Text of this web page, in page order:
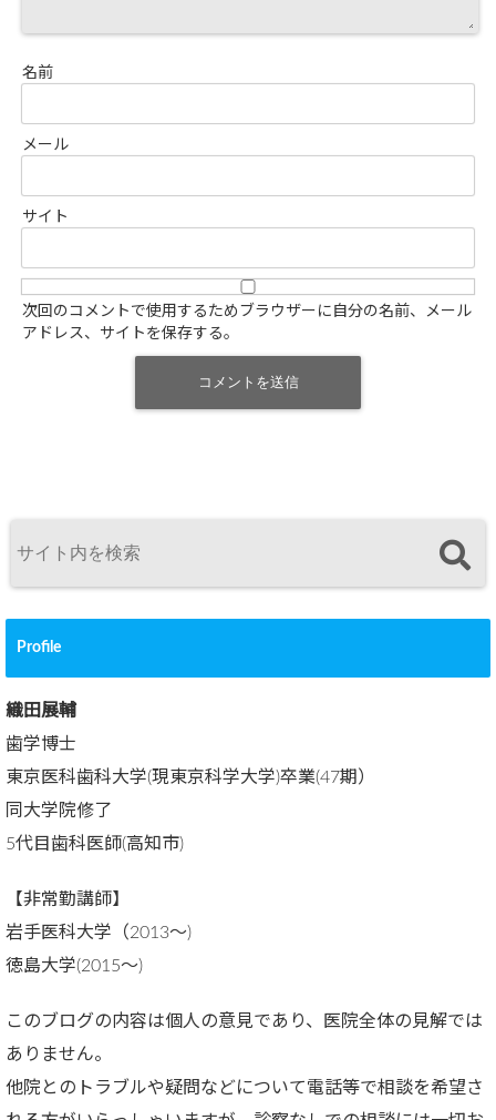
名前
メール
サイト
次回のコメントで使用するためブラウザーに自分の名前、メール
アドレス、サイトを保存する。
Profile
織田展輔
歯学博士
東京医科歯科大学(現東京科学大学)卒業(47期）
同大学院修了
5代目歯科医師(高知市)
【非常勤講師】
岩手医科大学（2013～)
徳島大学(2015～)
このブログの内容は個人の意見であり、医院全体の見解では
ありません。
他院とのトラブルや疑問などについて電話等で相談を希望さ